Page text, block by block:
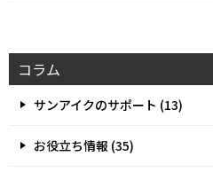
コラム
サンアイクのサポート (13)
お役立ち情報 (35)